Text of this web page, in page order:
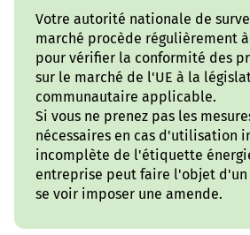
Votre autorité nationale de
marché procède régulièrement
pour vérifier la conformité des
sur le marché de l'UE à la
communautaire applicable.
Si vous ne prenez pas les
nécessaires en cas d'utilisation
incomplète de l'étiquette
entreprise peut faire l'objet d'un
se voir imposer une amende.